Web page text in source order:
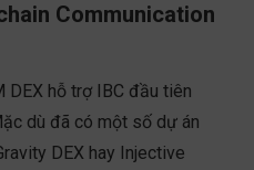
Communication
hỗ trợ IBC đầu tiên
dù đã có một số dự án
DEX hay Injective